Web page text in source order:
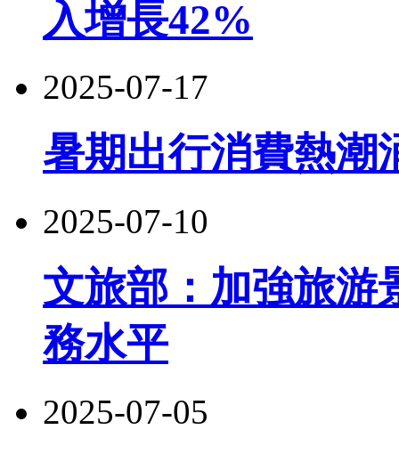
入增長42%
2025-07-17
暑期出行消費熱潮
2025-07-10
文旅部：加強旅游
務水平
2025-07-05